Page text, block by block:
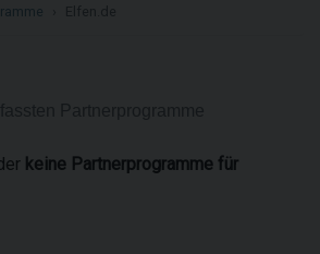
keine Partnerprogramme für